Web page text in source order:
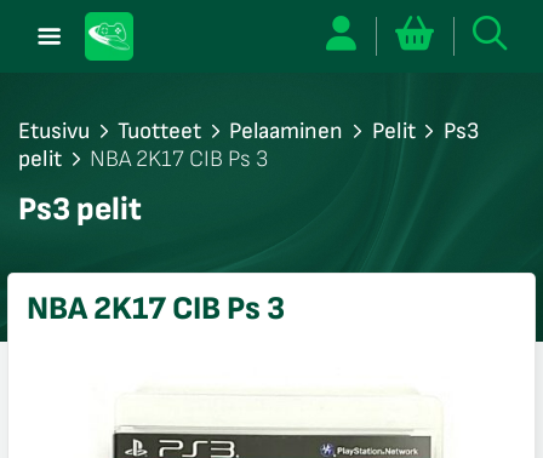
Etusivu Tuotteet Pelaaminen Pelit
Ps3
pelit
NBA 2K17 CIB Ps 3
Ps3 pelit
NBA 2K17 CIB Ps 3
sulje
sulje